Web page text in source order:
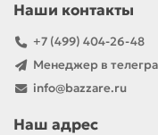
Наши контакты
+7 (499) 404-26-48
Менеджер в
info@bazzare.ru
Наш адрес